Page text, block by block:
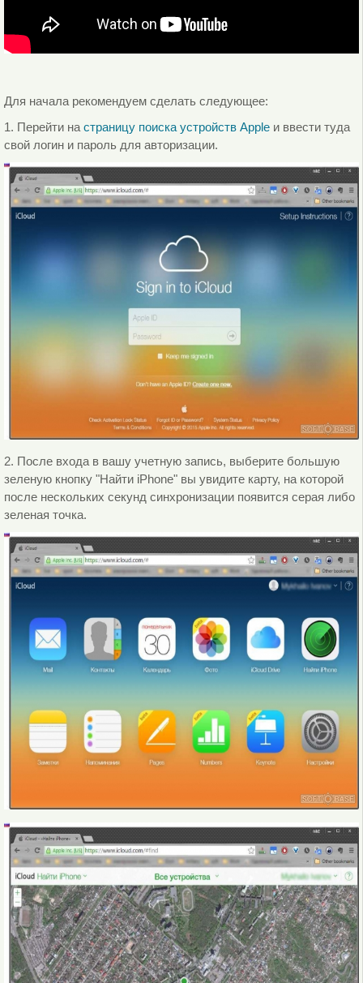
Для начала рекомендуем сделать следующее:
1. Перейти на страницу поиска устройств Appleи ввести туда
свой логин и пароль для авторизации.
2. После входа в вашу учетную запись, выберите большую
зеленую кнопку "Найти iPhone" вы увидите карту, на которой
после нескольких секунд синхронизации появится серая либо
зеленая точка.